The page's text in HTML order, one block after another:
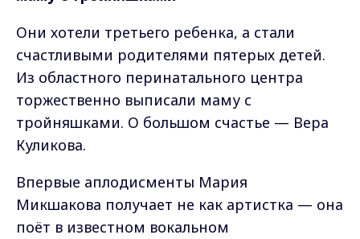
Они хотели третьего ребенка, а стали
счастливыми родителями пятерых детей.
Из областного перинатального центра
торжественно выписали маму с
тройняшками. О большом счастье — Вера
Куликова.
Впервые аплодисменты Мария
Микшакова получает не как артистка — она
поёт в известном вокальном